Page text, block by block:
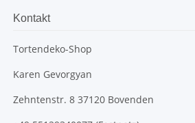
Kontakt
Tortendeko-Shop
Karen Gevorgyan
Zehntenstr. 8 37120 Bovenden